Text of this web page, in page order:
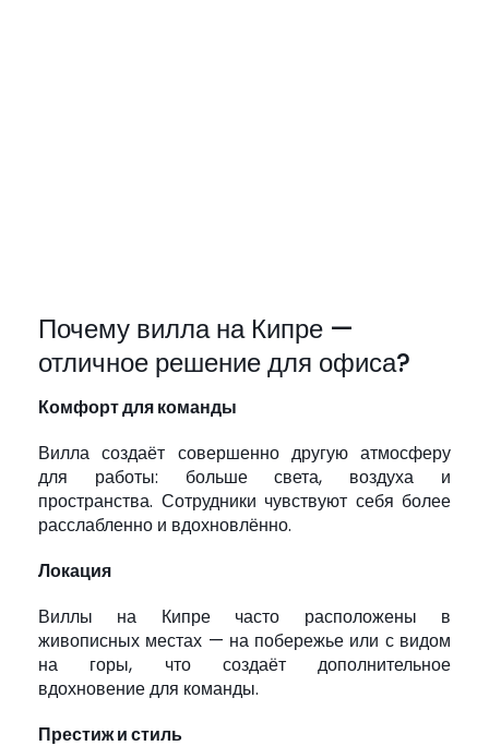
Почему вилла на Кипре —
отличное решение для офиса?
Комфорт для команды
Вилла создаёт совершенно другую атмосферу
для работы: больше света, воздуха и
пространства. Сотрудники чувствуют себя более
расслабленно и вдохновлённо.
Локация
Виллы на Кипре часто расположены в
живописных местах — на побережье или с видом
на горы, что создаёт дополнительное
вдохновение для команды.
Престиж и стиль